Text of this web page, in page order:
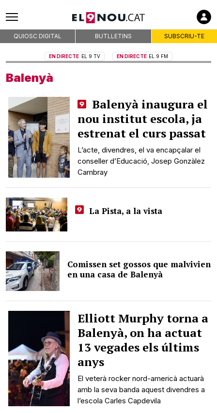
QUIOSC DIGITAL BUTLLETINS SUBSCRIU-TE
EN DIRECTE EL 9 TV EN DIRECTE EL 9 FM
Balenyà
Balenyà inaugura el
nou institut escola, ja
estrenat el curs passat
L’acte, divendres, el va encapçalar el
conseller d’Educació, Josep Gonzàlez
Cambray
La Pista, a la vista
Comissen set gossos que malvivien
en una casa de Balenyà
Elliott Murphy torna a
Balenyà, on ha actuat
13 vegades els últims
anys
El veterà rocker nord-americà actuarà
amb la seva banda aquest divendres a
l’escola Carles Capdevila